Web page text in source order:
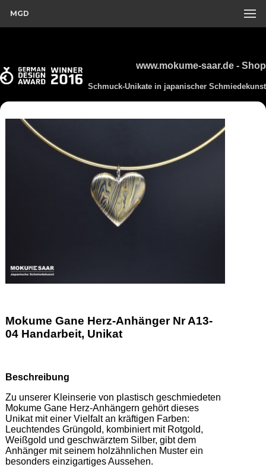
MGD
www.mokume-saar.de - Shop
Schmuck-Unikate in japanischer Schmiedekunst
Mokume Gane Herz-Anhänger Nr A13-
04 Handarbeit, Unikat
Beschreibung
Zu unserer Kleinserie von plastisch geschmiedeten
Mokume Gane Herz-Anhängern gehört dieses
Unikat mit einer Vielfalt an kräftigen Farben:
Leuchtendes Grüngold, kombiniert mit Rotgold,
Weißgold und geschwärztem Silber, gibt dem
Anhänger mit seinem holzähnlichen Muster ein
besonders einzigartiges Aussehen.